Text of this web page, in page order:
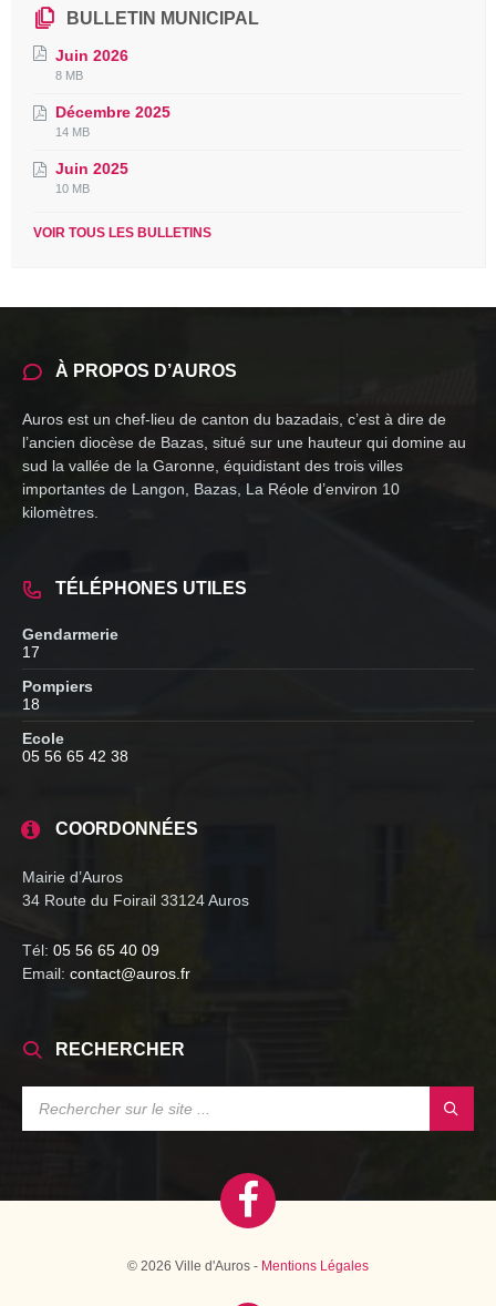
BULLETIN MUNICIPAL
Juin 2026
File
pdf
File
8 MB
Décembre 2025
File
pdf
File
14 MB
Juin 2025
File
pdf
File
10 MB
VOIR TOUS LES BULLETINS
À PROPOS D’AUROS
Auros est un chef-lieu de canton du bazadais, c’est à dire de
l’ancien diocèse de Bazas, situé sur une hauteur qui domine au
sud la vallée de la Garonne, équidistant des trois villes
importantes de Langon, Bazas, La Réole d’environ 10
kilomètres.
TÉLÉPHONES UTILES
Gendarmerie
17
Pompiers
18
Ecole
05 56 65 42 38
COORDONNÉES
Mairie d’Auros
34 Route du Foirail 33124 Auros
Tél: 05 56 65 40 09
Email: contact@auros.fr
RECHERCHER
© 2026 Ville d'Auros - Mentions Légales